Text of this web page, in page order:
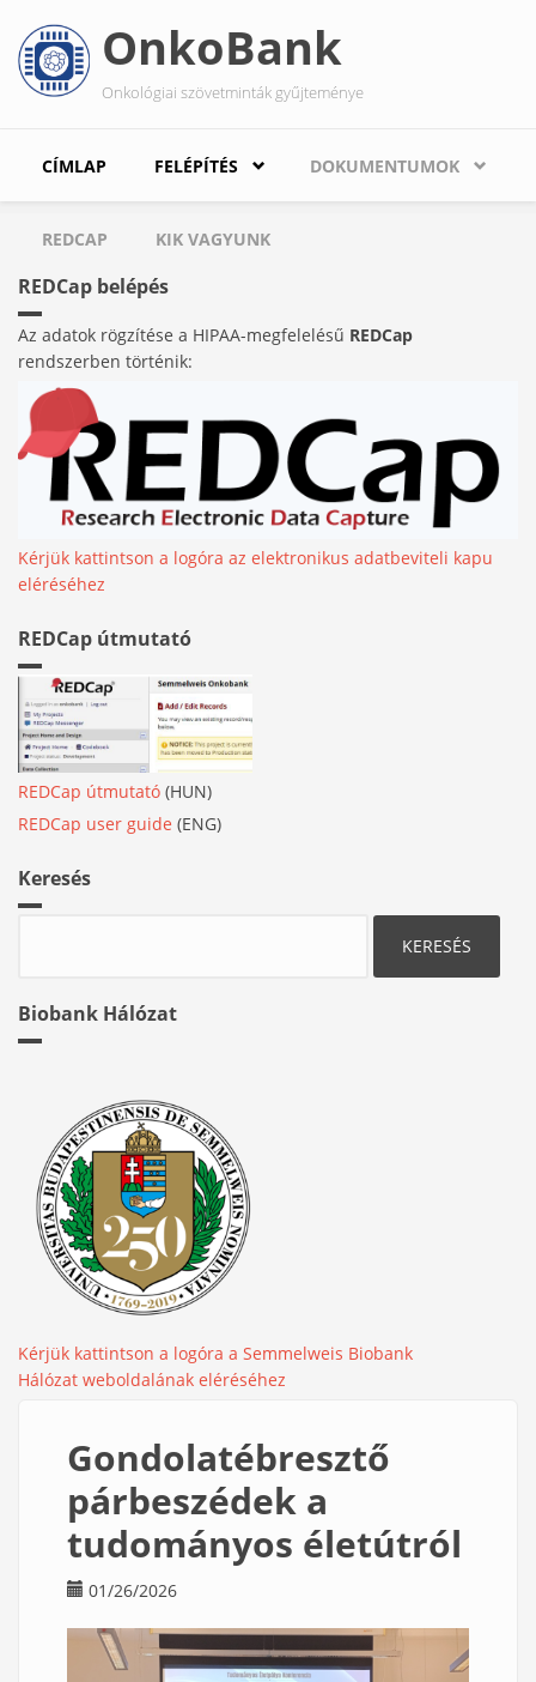
tartalomra
OnkoBank
Onkológiai szövetminták gyűjteménye
CÍMLAP FELÉPÍTÉS DOKUMENTUMOK
REDCAP KIK VAGYUNK
REDCap belépés
Az adatok rögzítése a HIPAA-megfelelésű REDCap
rendszerben történik:
Kérjük kattintson a logóra az elektronikus adatbeviteli kapu
eléréséhez
REDCap útmutató
REDCap útmutató (HUN)
REDCap user guide (ENG)
Keresés
Biobank Hálózat
Kérjük kattintson a logóra a Semmelweis Biobank
Hálózat weboldalának eléréséhez
Gondolatébresztő
párbeszédek a
tudományos életútról
01/26/2026